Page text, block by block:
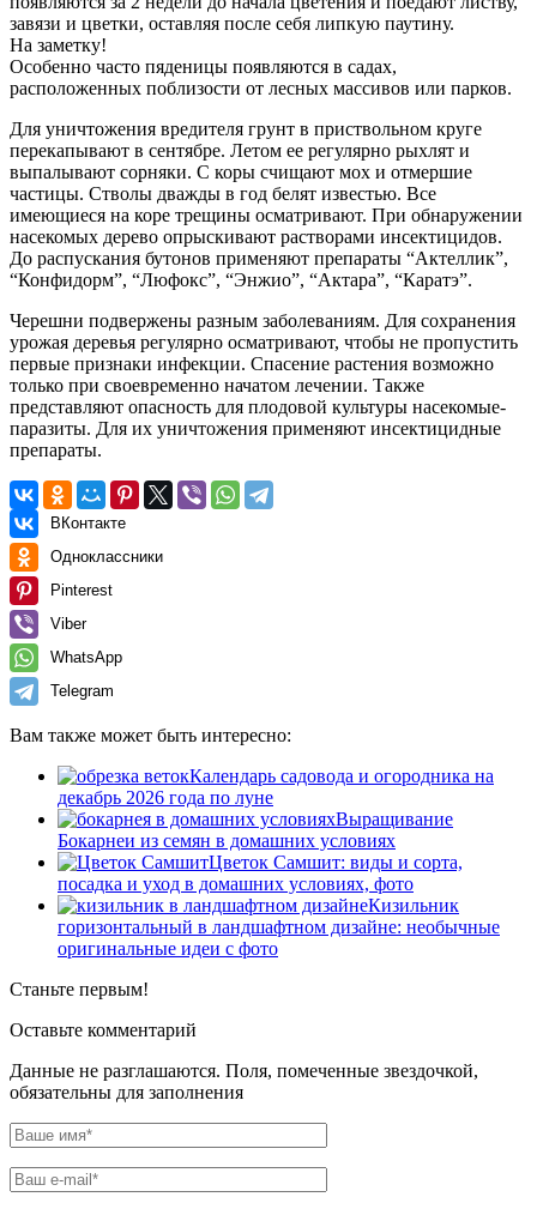
завязи и цветки, оставляя после себя липкую паутину.
На заметку!
Особенно часто пяденицы появляются в садах,
расположенных поблизости от лесных массивов или парков.
Для уничтожения вредителя грунт в приствольном круге
перекапывают в сентябре. Летом ее регулярно рыхлят и
выпалывают сорняки. С коры счищают мох и отмершие
частицы. Стволы дважды в год белят известью. Все
имеющиеся на коре трещины осматривают. При обнаружении
насекомых дерево опрыскивают растворами инсектицидов.
До распускания бутонов применяют препараты “Актеллик”,
“Конфидорм”, “Люфокс”, “Энжио”, “Актара”, “Каратэ”.
Черешни подвержены разным заболеваниям. Для сохранения
урожая деревья регулярно осматривают, чтобы не пропустить
первые признаки инфекции. Спасение растения возможно
только при своевременно начатом лечении. Также
представляют опасность для плодовой культуры насекомые-
паразиты. Для их уничтожения применяют инсектицидные
препараты.
ВКонтакте
Одноклассники
Pinterest
Viber
WhatsApp
Telegram
Вам также может быть интересно:
Календарь садовода и огородника на
декабрь 2026 года по луне
Выращивание
Бокарнеи из семян в домашних условиях
Цветок Самшит: виды и сорта,
посадка и уход в домашних условиях, фото
Кизильник
горизонтальный в ландшафтном дизайне: необычные
оригинальные идеи с фото
Станьте первым!
Оставьте комментарий
Данные не разглашаются. Поля, помеченные звездочкой,
обязательны для заполнения